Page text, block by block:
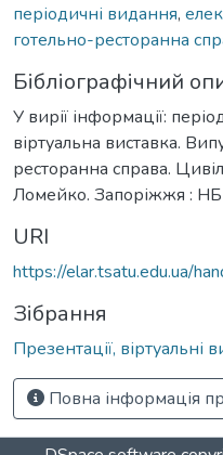
періодичні видання,
готельно-ресторанна
Бібліографічний
У вирії інформації:
віртуальна виставка.
ресторанна справа.
Ломейко. Запоріжжя :
URI
https://elar.tsatu.edu.ua/
Зібрання
Презентації, віртуальні
Повна інформація